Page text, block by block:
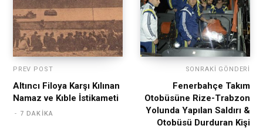
PREV POST
Altıncı Filoya Karşı Kılınan
Namaz ve Kıble İstikameti
7 DAKIKA
SONRAKI GÖNDERI
Fenerbahçe Takım
Otobüsüne Rize-Trabzon
Yolunda Yapılan Saldırı &
Otobüsü Durduran Kişi